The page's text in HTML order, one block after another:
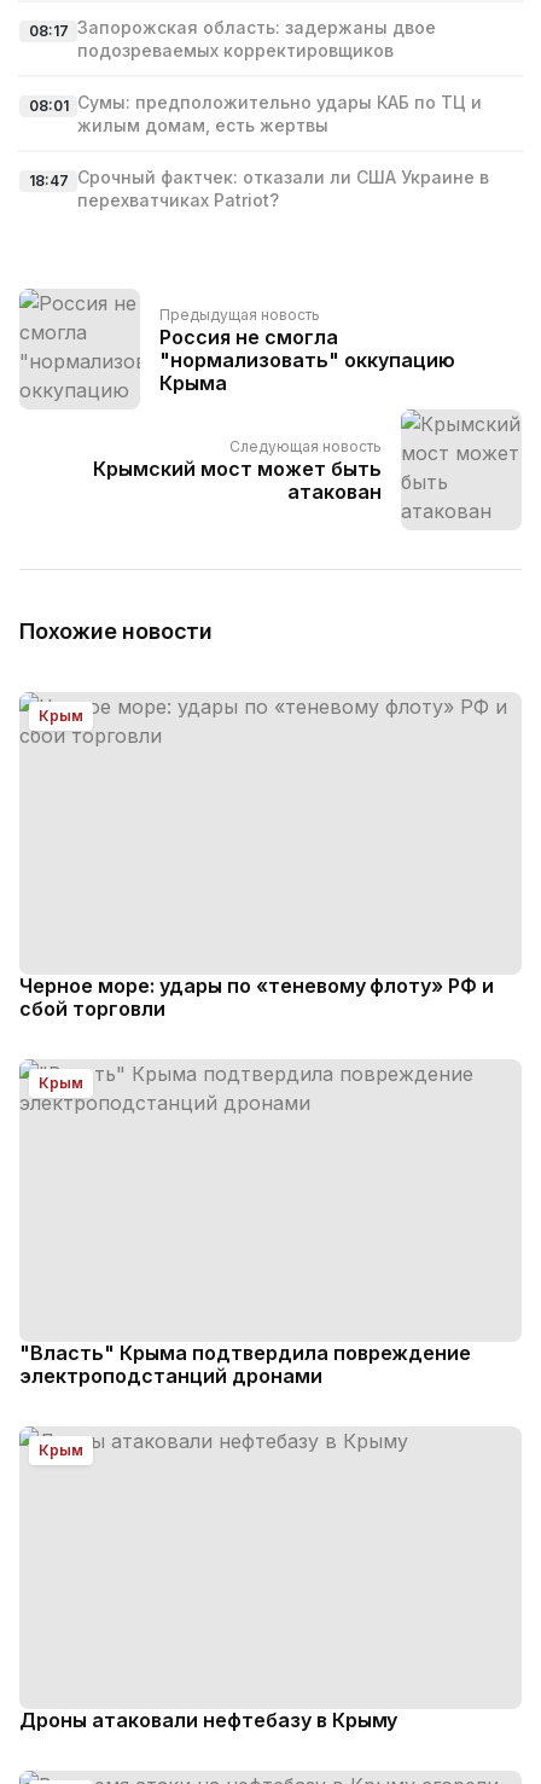
08:17 Запорожская область: задержаны двое
подозреваемых корректировщиков
08:01 Сумы: предположительно удары КАБ по ТЦ и
жилым домам, есть жертвы
18:47 Срочный фактчек: отказали ли США Украине в
перехватчиках Patriot?
Предыдущая новость
Россия не смогла
"нормализовать" оккупацию
Крыма
Следующая новость
Крымский мост может быть
атакован
Похожие новости
Крым
Черное море: удары по «теневому флоту» РФ и
сбой торговли
Крым
"Власть" Крыма подтвердила повреждение
электроподстанций дронами
Крым
Дроны атаковали нефтебазу в Крыму